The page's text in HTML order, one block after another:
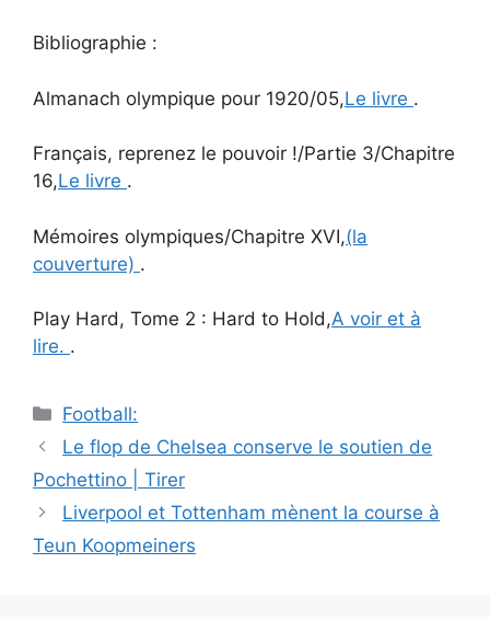
Bibliographie :
Almanach olympique pour 1920/05,Le livre .
Français, reprenez le pouvoir !/Partie 3/Chapitre
16,Le livre .
Mémoires olympiques/Chapitre XVI,(la
couverture) .
Play Hard, Tome 2 : Hard to Hold,A voir et à
lire. .
Catégories
Football:
Navigation
des
Le flop de Chelsea conserve le soutien de
Pochettino | Tirer
Liverpool et Tottenham mènent la course à
Teun Koopmeiners